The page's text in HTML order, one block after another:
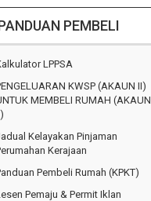
PEMBELI
LPPSA
KWSP (AKAUN II)
MEMBELI RUMAH (AKAUN
Kelayakan Pinjaman
Kerajaan
Pembeli Rumah (KPKT)
Pemaju & Permit Iklan